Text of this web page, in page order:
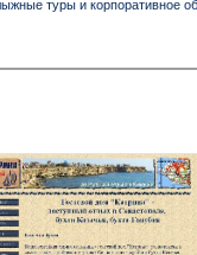
туры и корпоративное